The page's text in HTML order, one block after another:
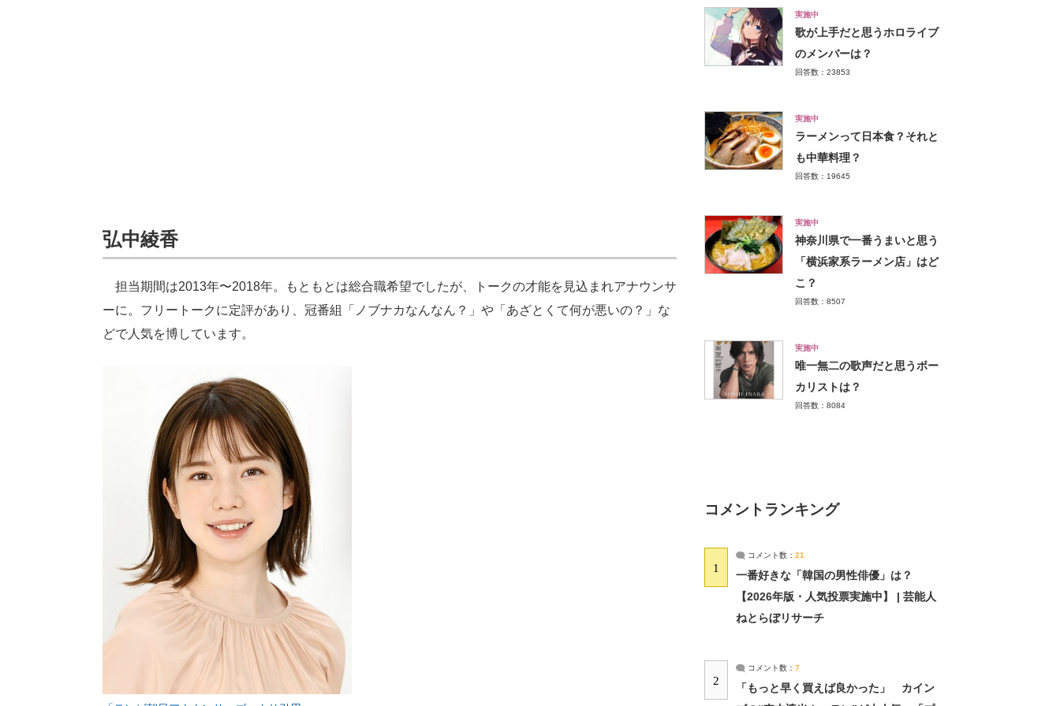
弘中綾香
担当期間は2013年〜2018年。もともとは総合職希望でしたが、トークの才能を見込まれアナウンサ
ーに。フリートークに定評があり、冠番組「ノブナカなんなん？」や「あざとくて何が悪いの？」な
どで人気を博しています。
実施中
歌が上手だと思うホロライブ
のメンバーは？
回答数：23853
実施中
ラーメンって日本食？それと
も中華料理？
回答数：19645
実施中
神奈川県で一番うまいと思う
「横浜家系ラーメン店」はど
こ？
回答数：8507
実施中
唯一無二の歌声だと思うボー
カリストは？
回答数：8084
コメントランキング
1
コメント数： 21
一番好きな「韓国の男性俳優」は？
【2026年版・人気投票実施中】 | 芸能人
ねとらぼリサーチ
2
コメント数： 7
「もっと早く買えば良かった」 カイン